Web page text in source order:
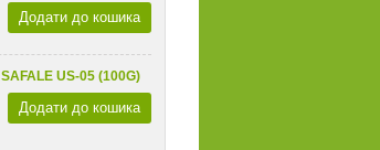
Додати до кошика
SAFALE US-05 (100G)
Додати до кошика